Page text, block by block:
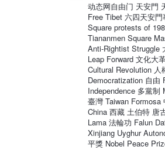
动态网自由门 天安門
Free Tibet 六四天安
Square protests of
Tiananmen Square
Anti-Rightist Struggle
Leap Forward 文化大
Cultural Revolution 人
Democratization 自由
Independence 多黨
臺灣 Taiwan Formosa
China 西藏 土伯特 唐
Lama 法輪功 Falun
Xinjiang Uyghur
平獎 Nobel Peace